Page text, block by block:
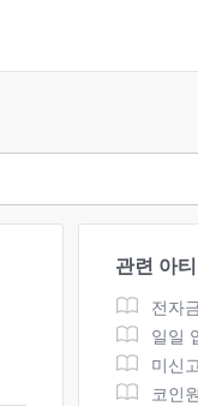
관련 아
전자
일일
코인